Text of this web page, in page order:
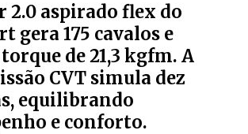
2.0 aspirado flex do
gera 175 cavalos e
de 21,3 kgfm. A
CVT simula dez
equilibrando
e conforto.